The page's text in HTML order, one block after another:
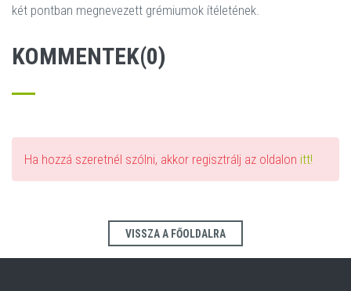
két pontban megnevezett grémiumok ítéletének.
KOMMENTEK(0)
Ha hozzá szeretnél szólni, akkor regisztrálj az oldalon itt!
VISSZA A FŐOLDALRA